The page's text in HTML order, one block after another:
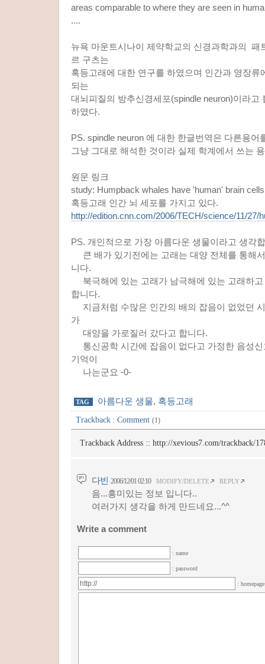
areas comparable to where they are seen in
....
뉴욕 마운트시나이 제약학교의 신경과학과의 패
르 구츠는
혹등고래에 대한 연구를 하였으며 인간과 영장류
되는
대뇌피질의 방추신경세포(spindle neuron)이라고
하였다.
PS. spindle neuron 에 대한 한글번역은 다른용어
그냥 그대로 해석한 것이라 실제 학계에서 쓰는
원문 링크
study: Humpback whales have 'human' brain cells
혹등고래 인간 뇌 세포를 가지고 있다.
http://edition.cnn.com/2006/TECH/science/11/
PS. 개인적으로 가장 아름다운 생물이라고 생각
큰 배가 있기전에는 고래는 대양 전체를 통해
니다.
북극해에 있는 고래가 남극해에 있는 고래하고
합니다.
지금처럼 수많은 인간의 배의 잡음이 없었던
가
대양을 가로질러 갔다고 합니다.
통신공학 시간에 잡음이 없다고 가정한 음성신
기억이
나는군요 -0-
TAG 아름다운 생물, 혹등고래
Trackback : Comment (1)
Trackback Address :: http://xevious7.com/trackback/
다빈 2006/12/01 02:10 MODIFY/DELETE REPLY
음...흥미있는 정보 입니다..
여러가지 생각을 하게 만드네요...^^
Write a comment
: name
: password
: